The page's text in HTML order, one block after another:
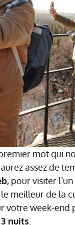
mot qui
assez de
pour visiter
meilleur de la
votre week-end
nuits